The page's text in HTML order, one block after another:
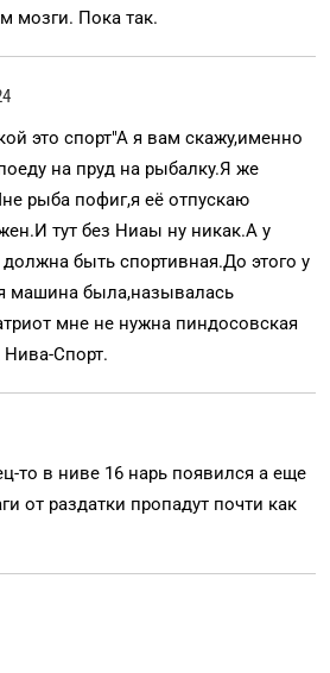
мозги. Пока так.
это спорт"А я вам скажу,именно
на пруд на рыбалку.Я же
рыба пофиг,я её отпускаю
тут без Ниаы ну никак.А у
быть спортивная.До этого у
машина была,называлась
мне не нужна пиндосовская
Спорт.
то в ниве 16 нарь появился а еще
от раздатки пропадут почти как